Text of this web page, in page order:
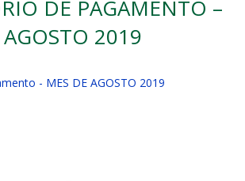
DE PAGAMENTO –
2019
- MES DE AGOSTO 2019